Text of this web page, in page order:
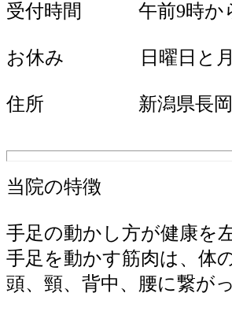
受付時間 午前9時から
お休み 日曜日と月
住所 新潟県長岡市
当院の特徴
手足の動かし方が健康を
手足を動かす筋肉は、体
頭、頸、背中、腰に繋が